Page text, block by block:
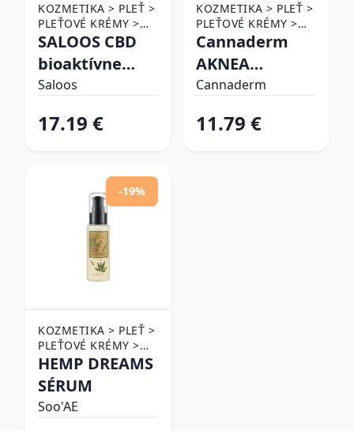
KOZMETIKA > PLEŤ >
PLEŤOVÉ KRÉMY >
KRÉMY PROTI
SALOOS CBD
bioaktívne
pleťové sérum
Saloos
17.19 €
KOZMETIKA > PLEŤ >
PLEŤOVÉ KRÉMY >
KRÉMY PROTI
Cannaderm
AKNEA
ošetrujúce
Cannaderm
11.79 €
-19%
KOZMETIKA > PLEŤ >
PLEŤOVÉ KRÉMY >
KRÉMY PROTI
VRÁSKAM
HEMP DREAMS
SÉRUM
Soo'AE